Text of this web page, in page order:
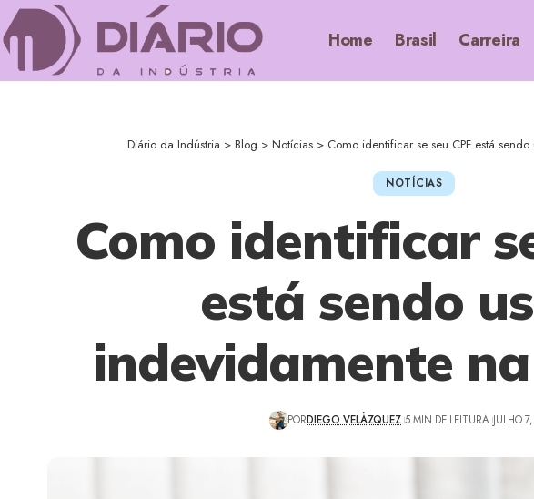
Home Brasil Carreira
Diário da Indústria > Blog > Notícias> Como identificar se seu CPF está
NOTÍCIAS
Como identificar
está sendo
indevidamente
PORDIEGO VELÁZQUEZ 5 MIN DE LEITURA JULHO